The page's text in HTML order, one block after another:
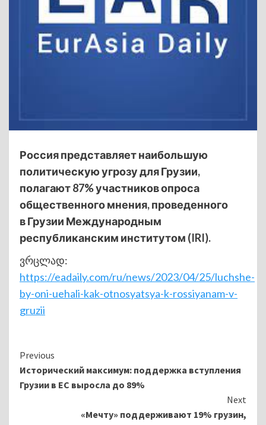
Россия представляет наибольшую
политическую угрозу для Грузии,
полагают 87% участников опроса
общественного мнения, проведенного
в Грузии Международным
республиканским институтом (IRI).
ვრცლად:
https://eadaily.com/ru/news/2023/04/25/luchshe-
by-oni-uehali-kak-otnosyatsya-k-rossiyanam-v-
gruzii
Continue
Reading
Previous
Исторический максимум: поддержка вступления
Грузии в ЕС выросла до 89%
Next
«Мечту» поддерживают 19% грузин,